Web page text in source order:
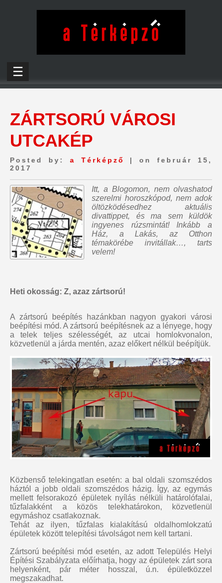
☰
ZÁRTSORÚ VÁROSI
UTCAKÉP
Posted by: a Térképző
| on február 15,
2017
Itt, a Blogomon, nem olvashatod
szerelmi horoszkópod, nem adok
öltözködésedhez aktuális
divattippet, és ma sem küldök
ingyenes rúzsmintát! Inkább a
Ház, a Lakás, az Otthon
témakörébe invitállak…, tarts
velem!
Heti okosság: Z, azaz zártsorú!
A zártsorú beépítés hazánkban nagyon gyakori városi
beépítési mód. A zártsorú beépítésnek az a lényege, hogy
a telek teljes szélességét, az utcai homlokvonalon,
közvetlenül a járda mentén, azaz előkert nélkül beépítjük.
Közbenső telekingatlan esetén: a bal oldali szomszédos
háztól a jobb oldali szomszédos házig. Így, az egymás
mellett felsorakozó épületek nyílás nélküli határolófalai,
tűzfalakként a közös telekhatárokon, közvetlenül
egymáshoz csatlakoznak.
Tehát az ilyen, tűzfalas kialakítású oldalhomlokzatú
épületek között telepítési távolságot nem kell tartani.
Zártsorú beépítési mód esetén, az adott Település Helyi
Építési Szabályzata előírhatja, hogy az épületek zárt sora
helyenként, pár méter hosszal, ú.n. épületközzel
megszakadhat.